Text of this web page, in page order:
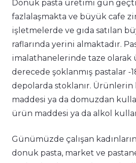
Donuk pasta üretimi gün
fazlalaşmakta ve büyük cafe
işletmelerde ve gıda satılan
raflarında yerini almaktadır.
imalathanelerinde taze olarak
derecede şoklanmış pastalar -
depolarda stoklanır.
maddesi ya da domuzdan
ürün maddesi ya da alkol
Günümüzde çalışan
donuk pasta, market ve